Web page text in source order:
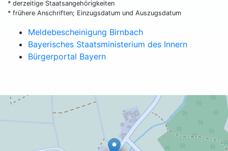
* derzeitige Staatsangehörigkeiten
* frühere Anschriften; Einzugsdatum und Auszugsdatum
Meldebescheinigung Birnbach
Bayerisches Staatsministerium des Innern
Bürgerportal Bayern